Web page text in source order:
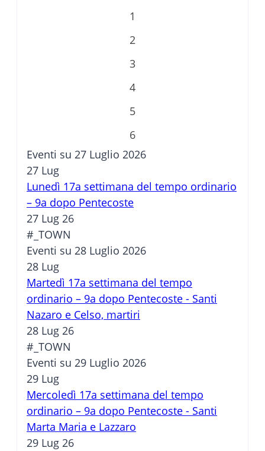
1
2
3
4
5
6
Eventi su 27 Luglio 2026
27 Lug
Lunedì 17a settimana del tempo ordinario
– 9a dopo Pentecoste
27 Lug 26
#_TOWN
Eventi su 28 Luglio 2026
28 Lug
Martedì 17a settimana del tempo
ordinario – 9a dopo Pentecoste - Santi
Nazaro e Celso, martiri
28 Lug 26
#_TOWN
Eventi su 29 Luglio 2026
29 Lug
Mercoledì 17a settimana del tempo
ordinario – 9a dopo Pentecoste - Santi
Marta Maria e Lazzaro
29 Lug 26